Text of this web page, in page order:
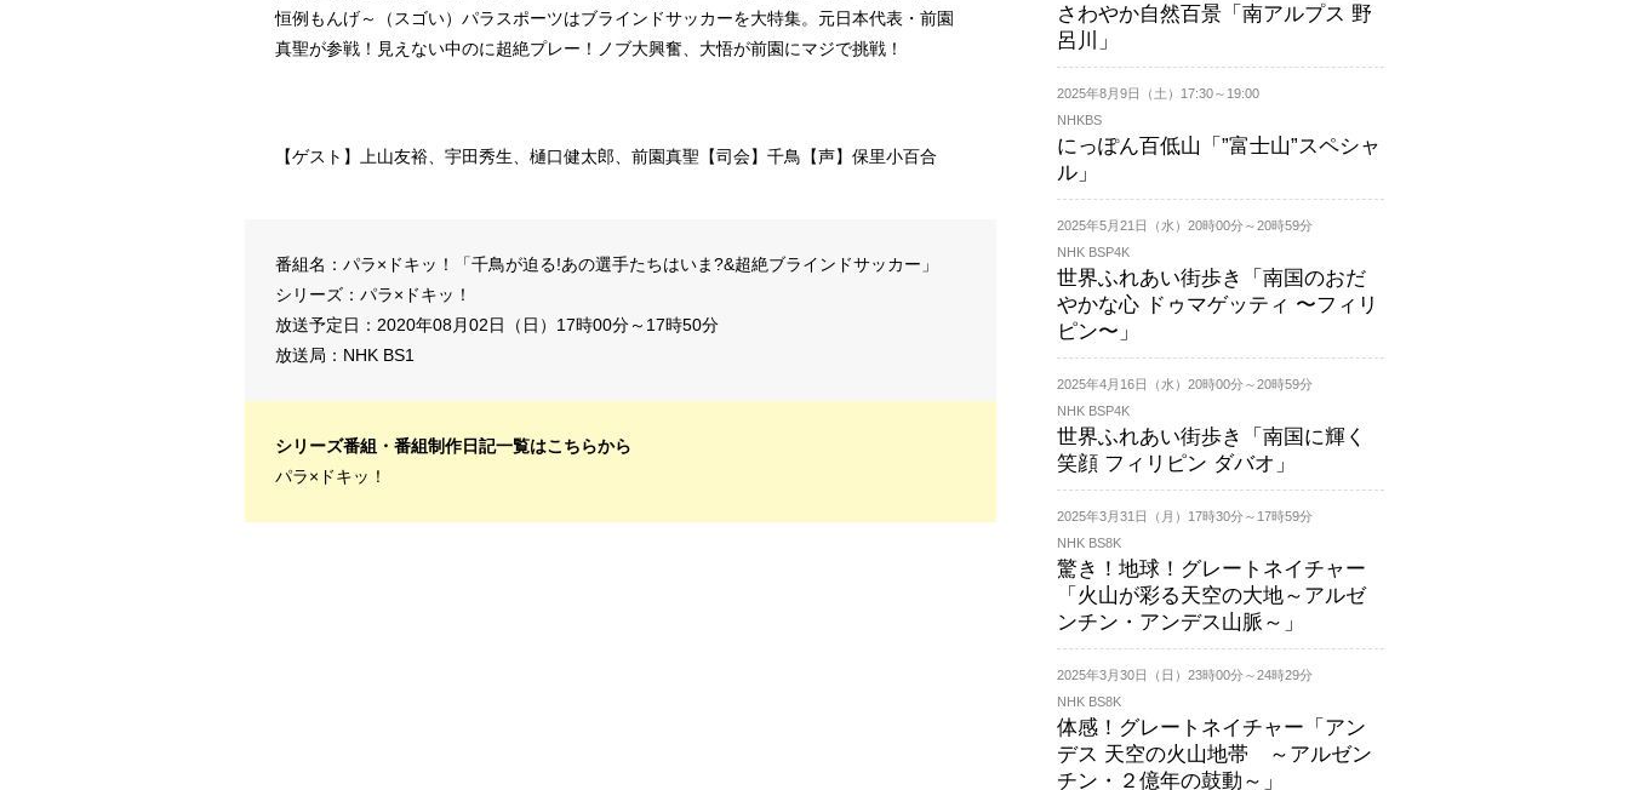
恒例もんげ～（スゴい）パラスポーツはブラインドサッカーを大特集。元日本代表・前園
真聖が参戦！見えない中のに超絶プレー！ノブ大興奮、大悟が前園にマジで挑戦！
【ゲスト】上山友裕、宇田秀生、樋口健太郎、前園真聖【司会】千鳥【声】保里小百合
番組名：パラ×ドキッ！「千鳥が迫る!あの選手たちはいま?&超絶ブラインドサッカー」
シリーズ： パラ×ドキッ！
放送予定日：2020年08月02日（日）17時00分～17時50分
放送局：NHK BS1
シリーズ番組・番組制作日記一覧はこちらから
パラ×ドキッ！
さわやか自然百景「南アルプス 野
呂川」
2025年8月9日（土）17:30～19:00
NHKBS
にっぽん百低山「”富士山”スペシャ
ル」
2025年5月21日（水）20時00分～20時59分
NHK BSP4K
世界ふれあい街歩き「南国のおだ
やかな心 ドゥマゲッティ 〜フィリ
ピン〜」
2025年4月16日（水）20時00分～20時59分
NHK BSP4K
世界ふれあい街歩き「南国に輝く
笑顔 フィリピン ダバオ」
2025年3月31日（月）17時30分～17時59分
NHK BS8K
驚き！地球！グレートネイチャー
「火山が彩る天空の大地～アルゼ
ンチン・アンデス山脈～」
2025年3月30日（日）23時00分～24時29分
NHK BS8K
体感！グレートネイチャー「アン
デス 天空の火山地帯 ～アルゼン
チン・２億年の鼓動～」